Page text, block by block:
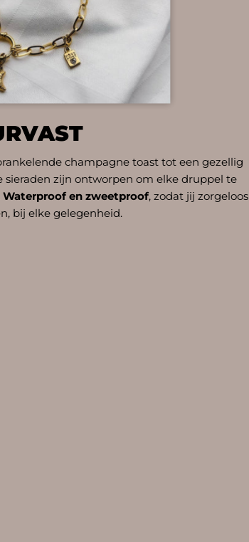
champagne toast tot een gezellig
sieraden zijn ontworpen om elke druppel te
Waterproof en zweetproof, zodat jij zorgeloos
bij elke gelegenheid.